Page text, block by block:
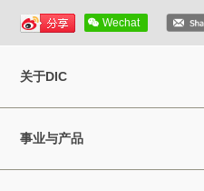
Wechat
关于DIC
事业与产品